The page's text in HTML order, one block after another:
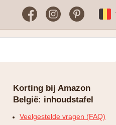
Theater Hotel
– Veelgestelde vragen
FacebookInstagramPinterest
Korting bij Amazon
België: inhoudstafel
Veelgestelde vragen (FAQ)